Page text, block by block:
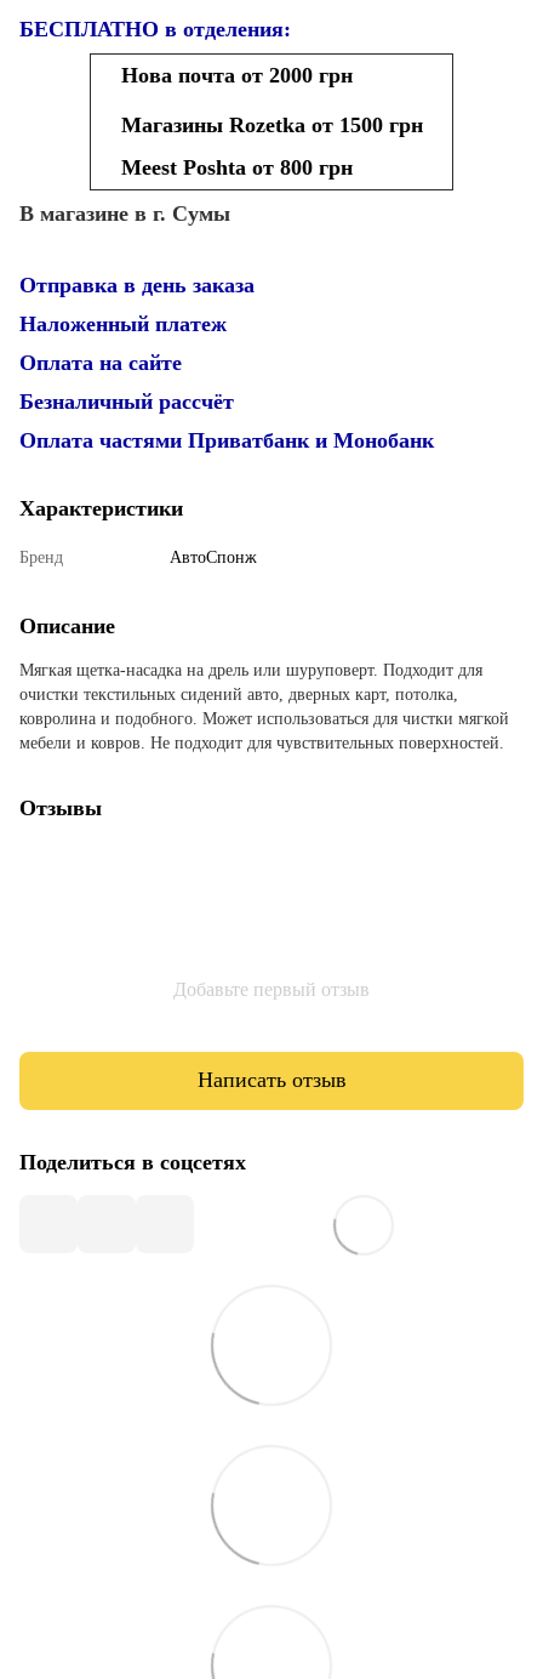
БЕСПЛАТНО в отделения:
Нова почта от 2000 грн
Магазины Rozetka от 1500 грн
Meest Poshta от 800 грн
В магазине в г. Сумы
Отправка в день заказа
Наложенный платеж
Оплата на сайте
Безналичный рассчёт
Оплата частями Приватбанк и Монобанк
Характеристики
Бренд АвтоСпонж
Описание
Мягкая щетка-насадка на дрель или шуруповерт. Подходит для
очистки текстильных сидений авто, дверных карт, потолка,
ковролина и подобного. Может использоваться для чистки мягкой
мебели и ковров. Не подходит для чувствительных поверхностей.
Отзывы
Добавьте первый отзыв
Написать отзыв
Поделиться в соцсетях